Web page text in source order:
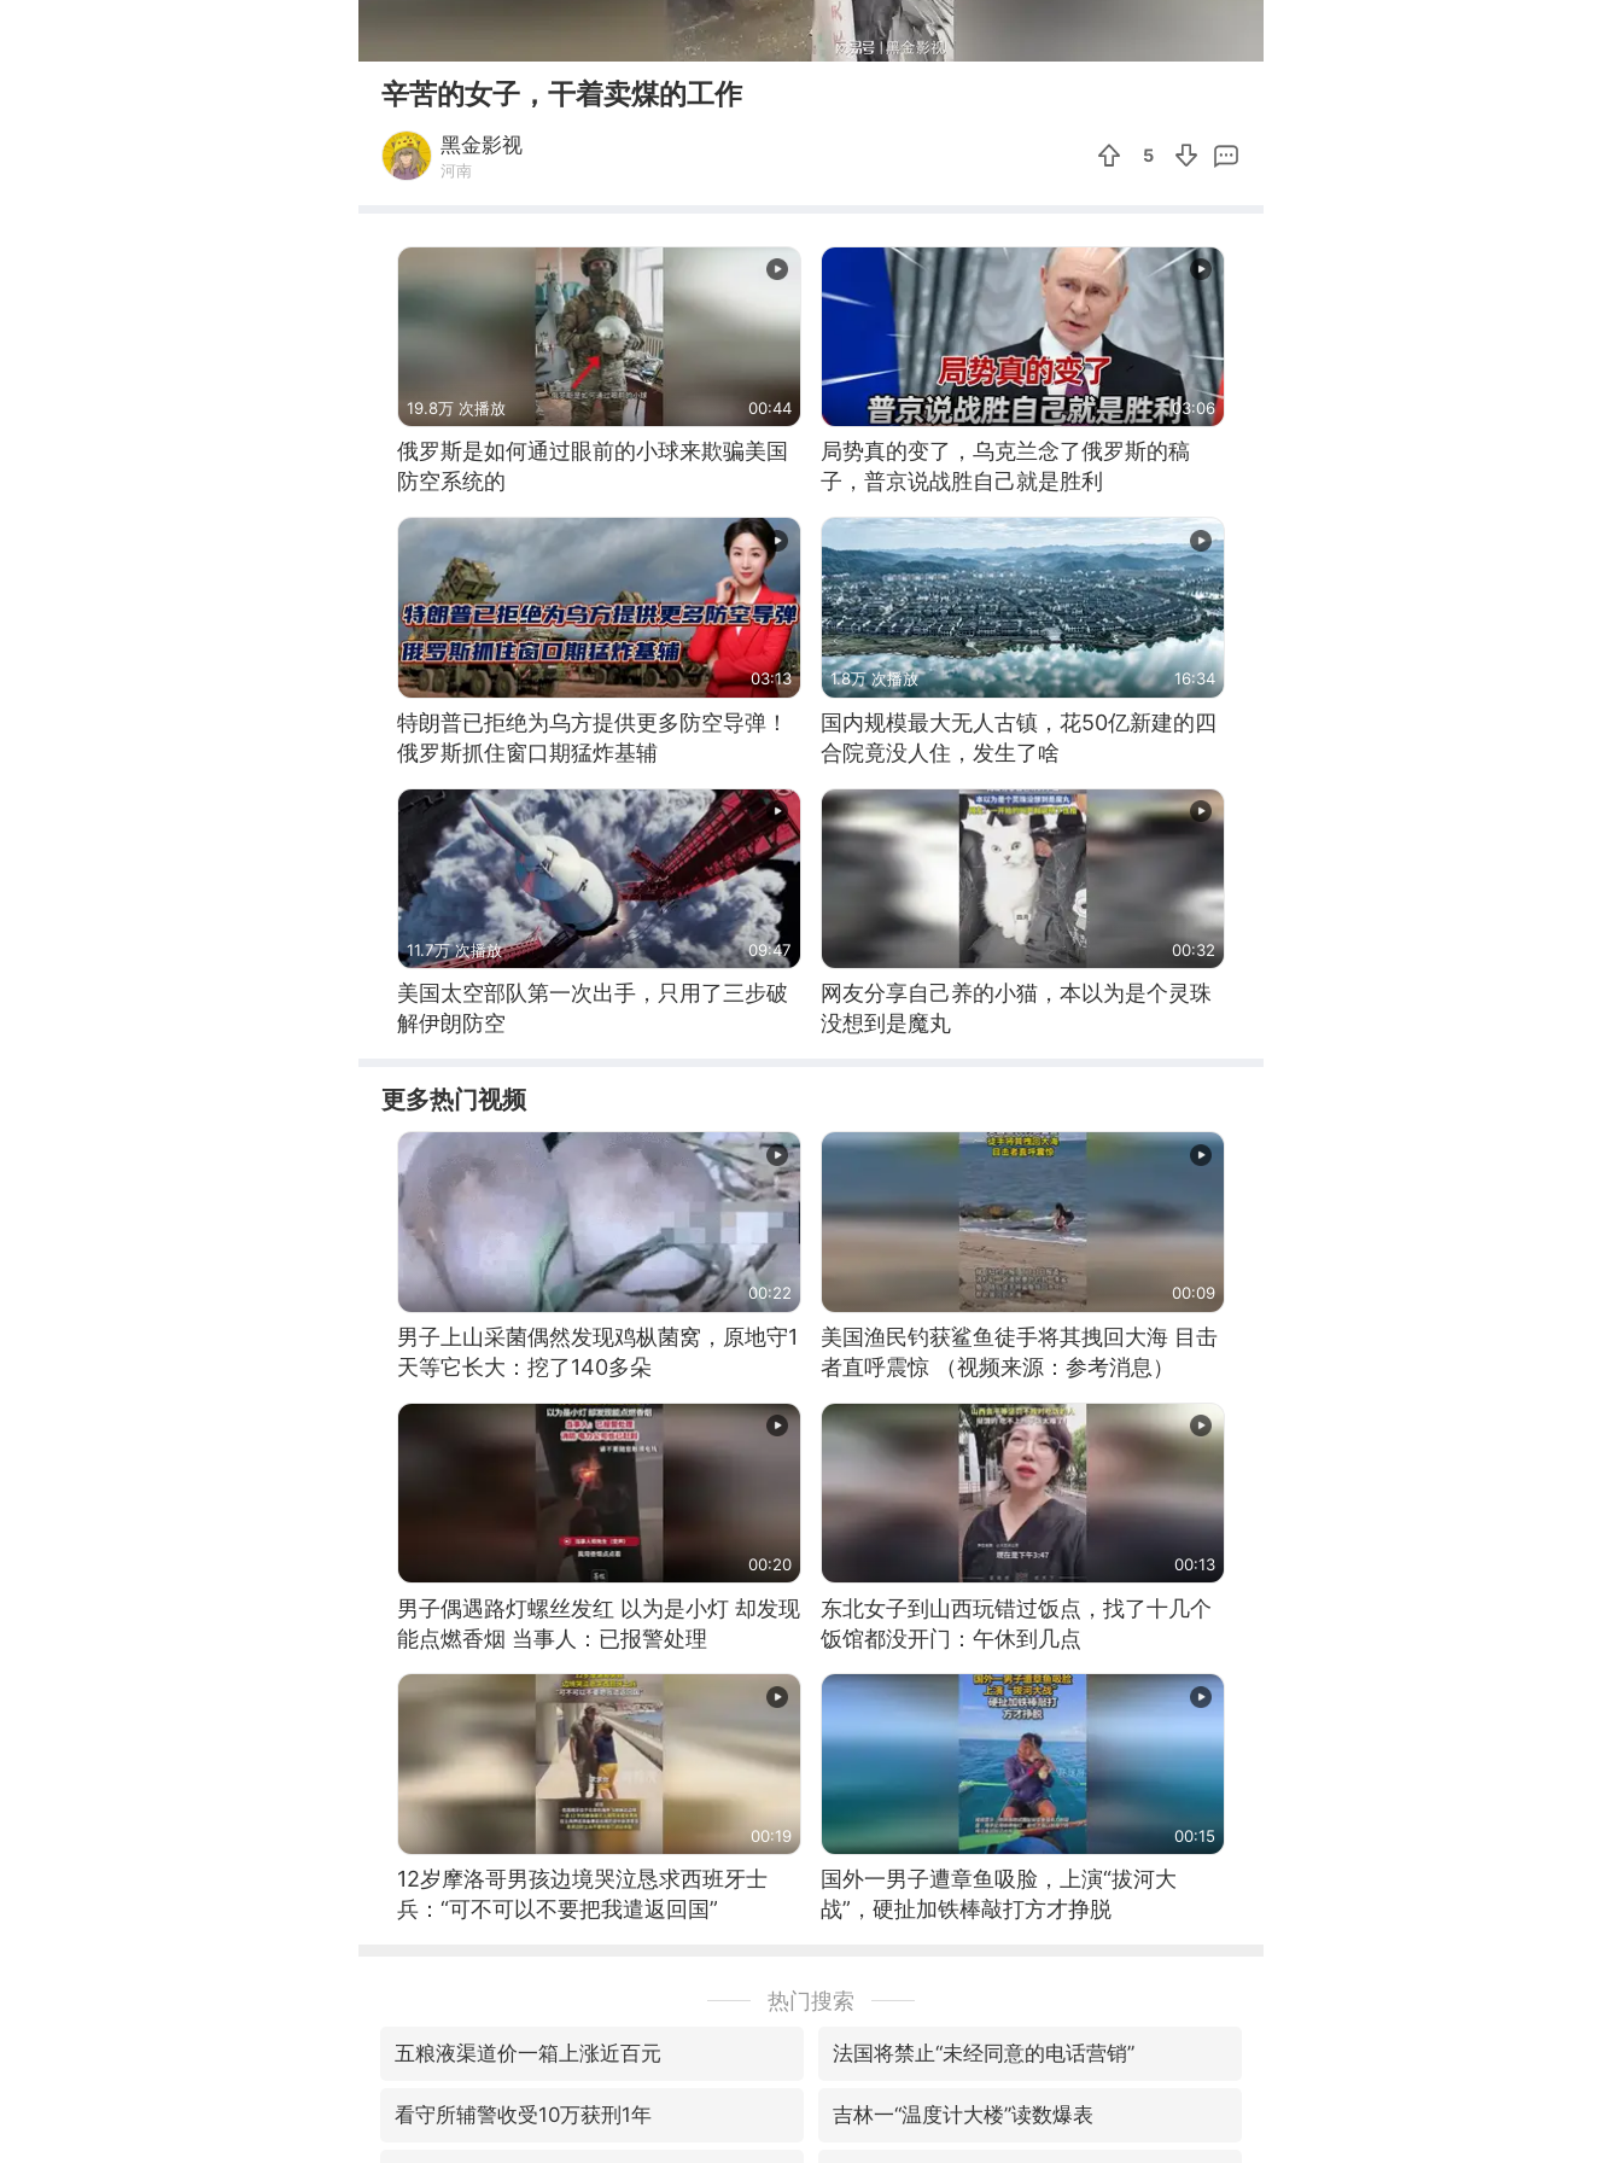
辛苦的女子，干着卖煤的工作
黑金影视
河南
5
19.8万 次播放 00:44
俄罗斯是如何通过眼前的小球来欺骗美国
防空系统的
03:06
局势真的变了，乌克兰念了俄罗斯的稿
子，普京说战胜自己就是胜利
03:13
特朗普已拒绝为乌方提供更多防空导弹！
俄罗斯抓住窗口期猛炸基辅
1.8万 次播放 16:34
国内规模最大无人古镇，花50亿新建的四
合院竟没人住，发生了啥
11.7万 次播放 09:47
美国太空部队第一次出手，只用了三步破
解伊朗防空
00:32
网友分享自己养的小猫，本以为是个灵珠
没想到是魔丸
更多热门视频
00:22
男子上山采菌偶然发现鸡枞菌窝，原地守1
天等它长大：挖了140多朵
00:09
美国渔民钓获鲨鱼徒手将其拽回大海 目击
者直呼震惊 （视频来源：参考消息）
00:20
男子偶遇路灯螺丝发红 以为是小灯 却发现
能点燃香烟 当事人：已报警处理
00:13
东北女子到山西玩错过饭点，找了十几个
饭馆都没开门：午休到几点
00:19
12岁摩洛哥男孩边境哭泣恳求西班牙士
兵：“可不可以不要把我遣返回国”
00:15
国外一男子遭章鱼吸脸，上演“拔河大
战”，硬扯加铁棒敲打方才挣脱
热门搜索
五粮液渠道价一箱上涨近百元 法国将禁止“未经同意的电话营销”
看守所辅警收受10万获刑1年 吉林一“温度计大楼”读数爆表